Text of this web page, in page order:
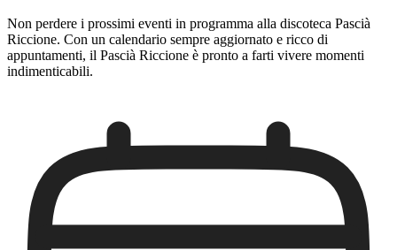
Non perdere i prossimi eventi in programma alla discoteca Pascià
Riccione. Con un calendario sempre aggiornato e ricco di
appuntamenti, il Pascià Riccione è pronto a farti vivere momenti
indimenticabili.